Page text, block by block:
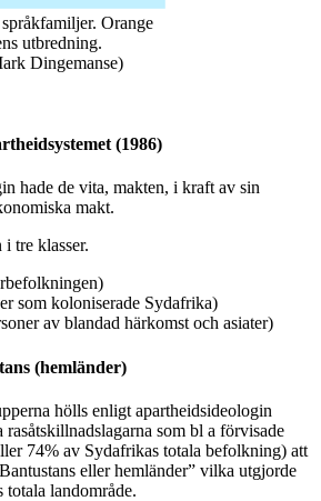
Orange
utbredning.
Dingemanse)
(1986)
hade de vita, makten, i kraft av sin
makt.
tre klasser.
som koloniserade Sydafrika)
av blandad härkomst och asiater)
(hemländer)
hölls enligt apartheidsideologin
rasåtskillnadslagarna som bl a förvisade
74% av Sydafrikas totala befolkning) att
eller hemländer” vilka utgjorde
landområde.